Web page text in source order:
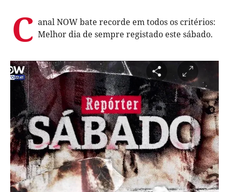
C anal NOW bate recorde em todos os critérios:
Melhor dia de sempre registado este sábado.